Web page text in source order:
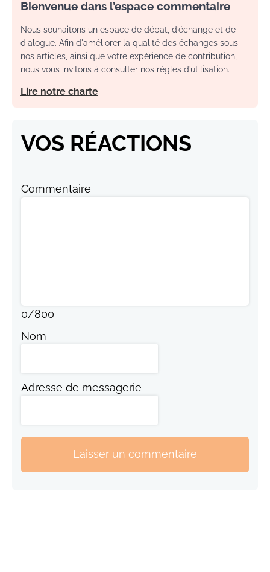
Bienvenue dans l’espace commentaire
Nous souhaitons un espace de débat, d’échange et de
dialogue. Afin d'améliorer la qualité des échanges sous
nos articles, ainsi que votre expérience de contribution,
nous vous invitons à consulter nos règles d’utilisation.
Lire notre charte
VOS RÉACTIONS
Commentaire
0/800
Nom
Adresse de messagerie
Laisser un commentaire